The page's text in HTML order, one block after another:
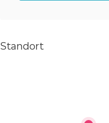
Standort